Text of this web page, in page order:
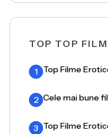
TOP TOP
1 Top Filme
2 Cele mai bune
3 Top Filme